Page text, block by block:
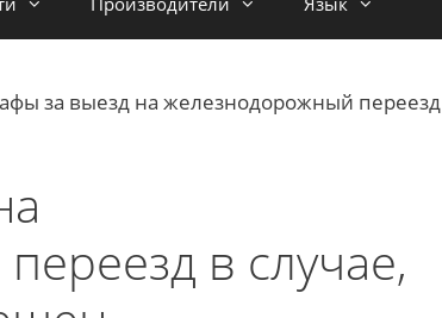
за выезд на железнодорожный переезд
в случае,